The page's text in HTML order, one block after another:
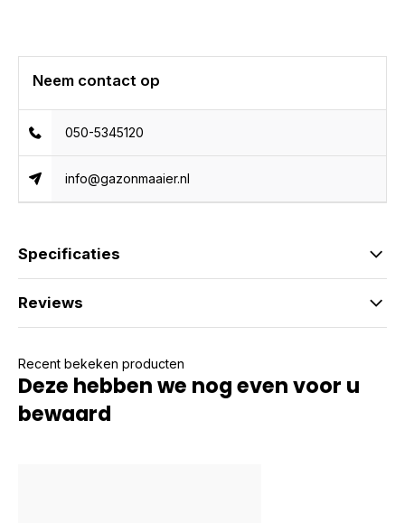
Neem contact op
050-5345120
info@gazonmaaier.nl
Specificaties
Reviews
Recent bekeken producten
Deze hebben we nog even voor u
bewaard